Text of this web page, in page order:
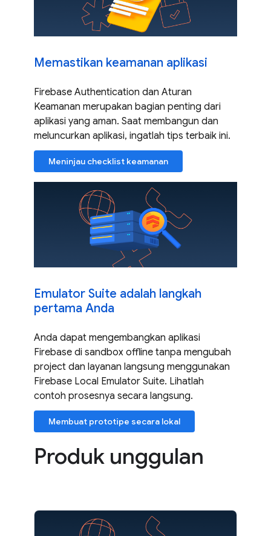
Memastikan keamanan aplikasi
Firebase Authentication dan Aturan
Keamanan merupakan bagian penting dari
aplikasi yang aman. Saat membangun dan
meluncurkan aplikasi, ingatlah tips terbaik ini.
Meninjau checklist keamanan
Emulator Suite adalah langkah
pertama Anda
Anda dapat mengembangkan aplikasi
Firebase di sandbox offline tanpa mengubah
project dan layanan langsung menggunakan
Firebase Local Emulator Suite. Lihatlah
contoh prosesnya secara langsung.
Membuat prototipe secara lokal
Produk unggulan